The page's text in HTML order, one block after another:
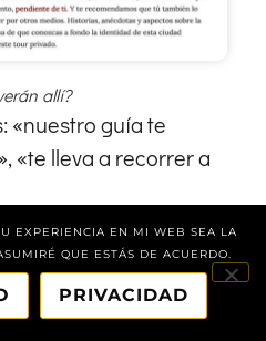
allí?
«nuestro guía te
«te lleva a recorrer a
el copy, nos pasamos
EXPERIENCIA EN MI WEB SEA LA
QUE ESTÁS DE ACUERDO.
PRIVACIDAD